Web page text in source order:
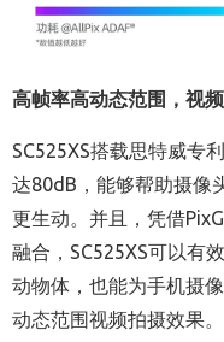
高帧率高动态范围，视
SC525XS搭载思特威专
达80dB，能够帮助摄像
更生动。并且，凭借
融合，SC525XS可以有
动物体，也能为手机摄
动态范围视频拍摄效果。